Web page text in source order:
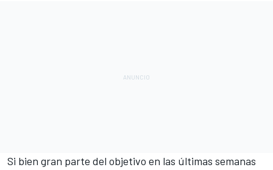
Si bien gran parte del objetivo en las últimas semanas